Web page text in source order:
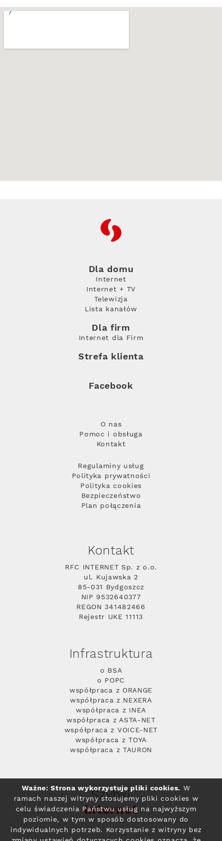
RFC
Dla domu
Internet
Internet + TV
Telewizja
Lista kanałów
Dla firm
Internet dla Firm
Strefa klienta
Facebook
O nas
Pomoc i obsługa
Kontakt
Regulaminy usług
Polityka prywatności
Polityka cookies
Bezpieczeństwo
Plan połączenia
Kontakt
RFC INTERNET Sp. z o.o.
ul. Kujawska 2
85-031 Bydgoszcz
NIP 9532640377
REGON 341482466
Rejestr UKE 11113
Infrastruktura
o BSA
o POPC
współpraca z ORANGE
współpraca z NEXERA
współpraca z INEA
współpraca z ASTA-NET
współpraca z VOICE-NET
współpraca z TOYA
współpraca z TAURON
Szybki
Internet
Ważne: Strona wykorzystuje pliki cookies. W
ramach naszej witryny stosujemy pliki cookies w
celu świadczenia Państwu usług na najwyższym
poziomie, w tym w sposób dostosowany do
indywidualnych potrzeb. Korzystanie z witryny bez